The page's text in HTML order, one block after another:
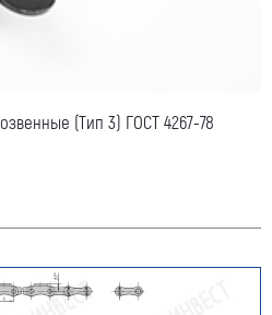
(Тип 3) ГОСТ 4267-78